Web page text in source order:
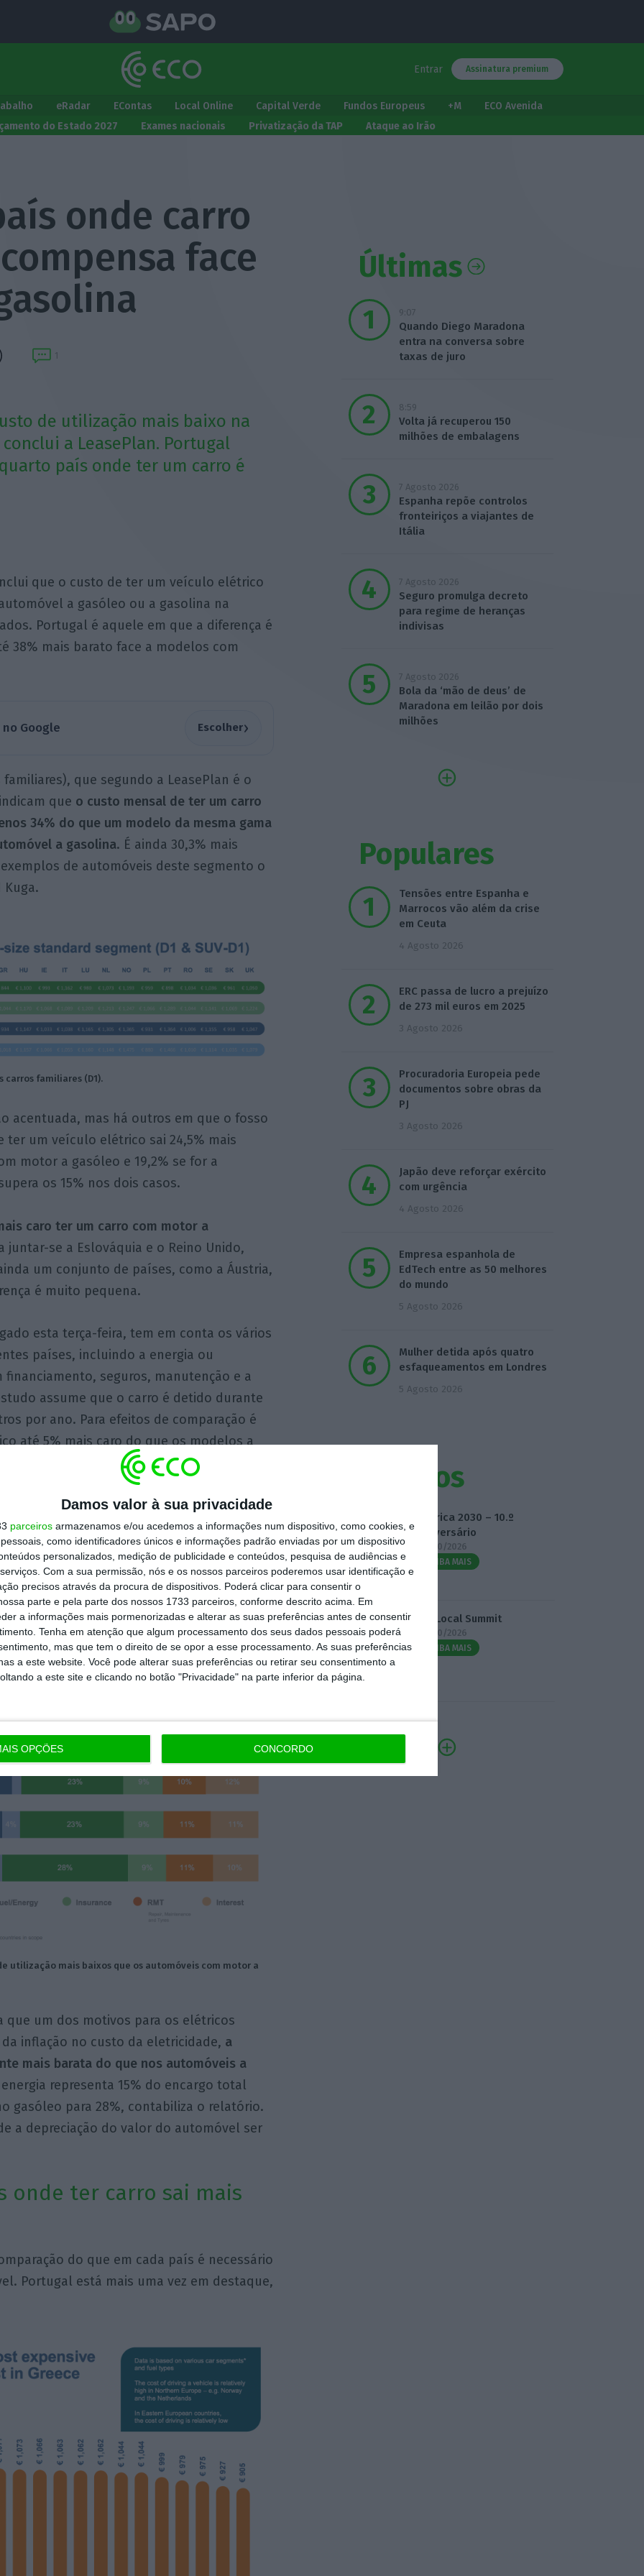
Damos valor à sua privacidade
parceiros armazenamos e/ou acedemos a informações num dispositivo, como cookies, e
como identificadores únicos e informações padrão enviadas por um dispositivo
personalizados, medição de publicidade e conteúdos, pesquisa de audiências e
Com a sua permissão, nós e os nossos parceiros poderemos usar identificação e
precisos através da procura de dispositivos. Poderá clicar para consentir o
parte e pela parte dos nossos 1733 parceiros, conforme descrito acima. Em
a informações mais pormenorizadas e alterar as suas preferências antes de consentir
Tenha em atenção que algum processamento dos seus dados pessoais poderá
mas que tem o direito de se opor a esse processamento. As suas preferências
a este website. Você pode alterar suas preferências ou retirar seu consentimento a
a este site e clicando no botão "Privacidade" na parte inferior da página.
OPÇÕES CONCORDO
Entrar Assinatura premium
eRadar EContas Local Online Capital Verde Fundos Europeus +M
ECO Avenida
do Estado 2027 Exames nacionais Privatização da TAP Ataque ao Irão
onde carro
face
1
de utilização mais baixo na
a LeasePlan. Portugal
país onde ter um carro é
que o custo de ter um veículo elétrico
a gasóleo ou a gasolina na
Portugal é aquele em que a diferença é
38% mais barato face a modelos com
Google Escolher›
que segundo a LeasePlan é o
que o custo mensal de ter um carro
34% do que um modelo da mesma gama
a gasolina. É ainda 30,3% mais
exemplos de automóveis deste segmento o
Kuga.
familiares (D1).
acentuada, mas há outros em que o fosso
ter um veículo elétrico sai 24,5% mais
motor a gasóleo e 19,2% se for a
os 15% nos dois casos.
caro ter um carro com motor a
se a Eslováquia e o Reino Unido,
um conjunto de países, como a Áustria,
é muito pequena.
esta terça-feira, tem em conta os vários
países, incluindo a energia ou
seguros, manutenção e a
assume que o carro é detido durante
por ano. Para efeitos de comparação é
até 5% mais caro do que os modelos a
segmentos comerciais, com os
nos utilitários (B1), de que são exemplos
familiares, como o Mégane ou o
são já mais baratos na maior
relatório. Indo para o segmento dos
3, o Mercedes-Benz GLC ou o Polestar 2,
todos os países analisados”.
utilização mais baixos que os automóveis com motor a
que um dos motivos para os elétricos
inflação no custo da eletricidade, a
mais barata do que nos automóveis a
representa 15% do encargo total
gasóleo para 28%, contabiliza o relatório.
a depreciação do valor do automóvel ser
onde ter carro sai mais
do que em cada país é necessário
Portugal está mais uma vez em destaque,
Últimas
9:07
Quando Diego Maradona
entra na conversa sobre
taxas de juro
8:59
Volta já recuperou 150
milhões de embalagens
7 Agosto 2026
Espanha repõe controlos
fronteiriços a viajantes de
Itália
7 Agosto 2026
Seguro promulga decreto
para regime de heranças
indivisas
7 Agosto 2026
Bola da ‘mão de deus’ de
Maradona em leilão por dois
milhões
Populares
Tensões entre Espanha e
Marrocos vão além da crise
em Ceuta
4 Agosto 2026
ERC passa de lucro a prejuízo
de 273 mil euros em 2025
3 Agosto 2026
Procuradoria Europeia pede
documentos sobre obras da
PJ
3 Agosto 2026
Japão deve reforçar exército
com urgência
4 Agosto 2026
Empresa espanhola de
EdTech entre as 50 melhores
do mundo
5 Agosto 2026
Mulher detida após quatro
esfaqueamentos em Londres
5 Agosto 2026
Eventos
Fábrica 2030 – 10.º
Aniversário
14/10/2026
SAIBA MAIS
3.º Local Summit
07/10/2026
SAIBA MAIS